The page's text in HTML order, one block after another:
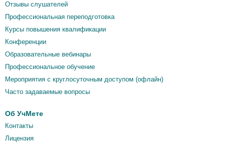
Отзывы слушателей
Профессиональная переподготовка
Курсы повышения квалификации
Конференции
Образовательные вебинары
Профессиональное обучение
Мероприятия c круглосуточным доступом (офлайн)
Часто задаваемые вопросы
Об УчМете
Контакты
Лицензия